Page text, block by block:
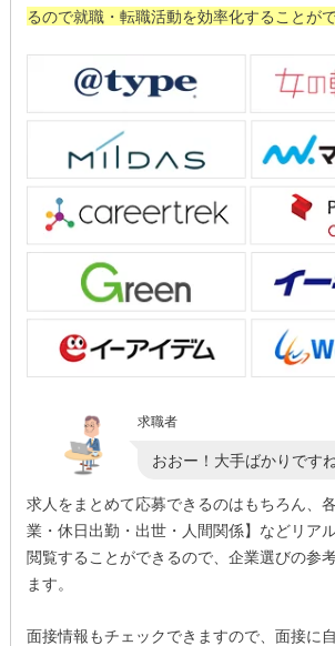
るので就職・転職活動を効率化することがで
求職者
おおー！大手ばかりです
求人をまとめて応募できるのはもちろん、
業・休日出勤・出世・人間関係】などリア
閲覧することができるので、企業選びの参
ます。
面接情報もチェックできますので、面接に